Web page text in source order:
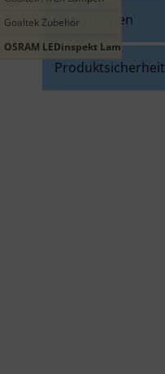
Goaltek Zubehör
OSRAM LEDinspekt Lampen
Rezensionen
Produktsicherheit